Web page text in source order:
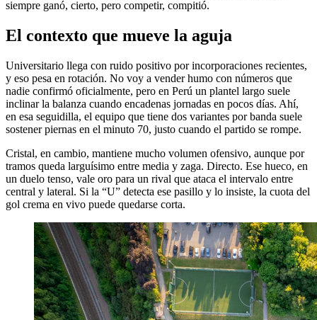
siempre ganó, cierto, pero competir, compitió.
El contexto que mueve la aguja
Universitario llega con ruido positivo por incorporaciones recientes,
y eso pesa en rotación. No voy a vender humo con números que
nadie confirmó oficialmente, pero en Perú un plantel largo suele
inclinar la balanza cuando encadenas jornadas en pocos días. Ahí,
en esa seguidilla, el equipo que tiene dos variantes por banda suele
sostener piernas en el minuto 70, justo cuando el partido se rompe.
Cristal, en cambio, mantiene mucho volumen ofensivo, aunque por
tramos queda larguísimo entre media y zaga. Directo. Ese hueco, en
un duelo tenso, vale oro para un rival que ataca el intervalo entre
central y lateral. Si la “U” detecta ese pasillo y lo insiste, la cuota del
gol crema en vivo puede quedarse corta.